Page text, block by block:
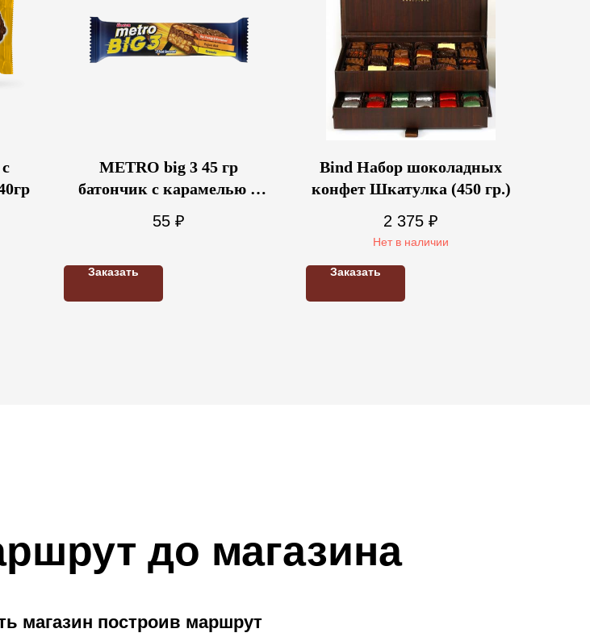
METRO big 3 45 гр
батончик с карамелью в
55 ₽
Заказать
Bind Набор шоколадных
конфет Шкатулка (450 гр.)
2 375 ₽
Нет в наличии
Заказать
до магазина
магазин построив маршрут